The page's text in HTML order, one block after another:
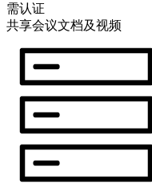
需认证
共享会议文档及视频